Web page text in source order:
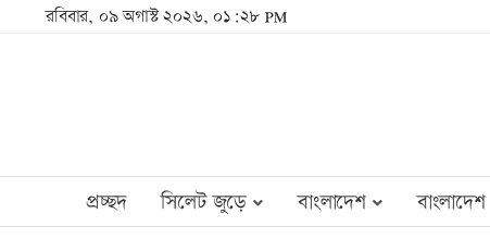
রবিবার, ০৯ অগাস্ট ২০২৬, ০১:২৮ PM
প্রচ্ছদ সিলেট জুড়ে বাংলাদেশ বাংলাদেশ